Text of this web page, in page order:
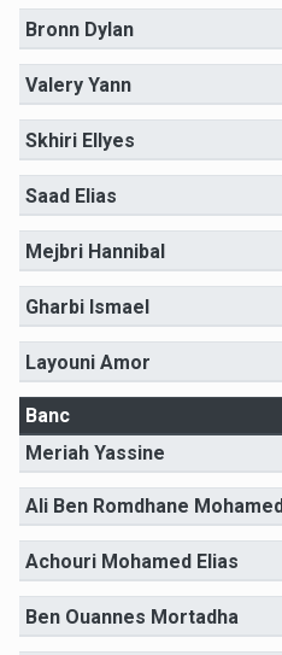
Bronn Dylan
Valery Yann
Skhiri Ellyes
Saad Elias
Mejbri Hannibal
Gharbi Ismael
Layouni Amor
Banc
Meriah Yassine
Ali Ben Romdhane
Achouri Mohamed Elias
Ben Ouannes Mortadha